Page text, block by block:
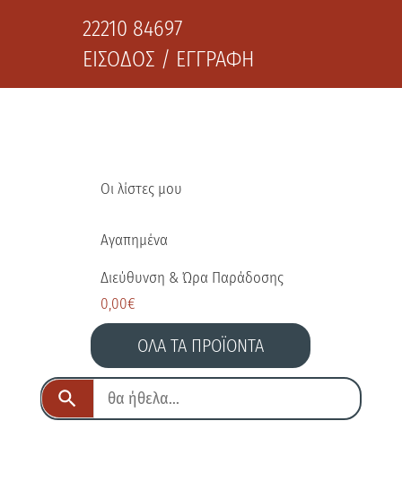
22210 84697
ΕΙΣΟΔΟΣ / ΕΓΓΡΑΦΗ
Οι λίστες μου
Αγαπημένα
Διεύθυνση & Ώρα Παράδοσης
0,00€
ΟΛΑ ΤΑ ΠΡΟΪΟΝΤΑ